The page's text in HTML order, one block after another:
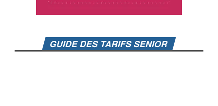
GUIDE DES TARIFS SENIOR